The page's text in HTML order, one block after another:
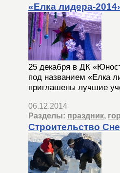
«Елка лидера-
25 декабря в ДК
под названием «Елка
приглашены лучшие
06.12.2014
Разделы: праздник,
Строительство